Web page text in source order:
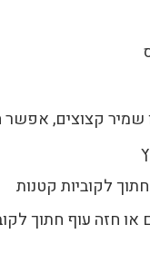
לקוביות קטנות
או חזה עוף חתוך